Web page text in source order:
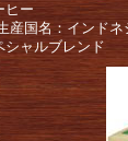
ヒー
産国名：インド
シャルブレンド